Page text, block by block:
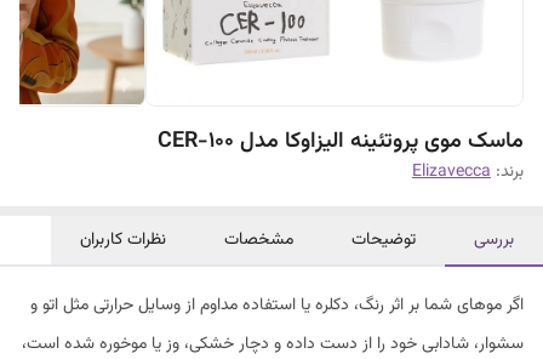
ماسک موی پروتئینه الیزاوکا مدل CER-100
برند: Elizavecca
بررسی توضیحات مشخصات نظرات کاربران
اگر موهای شما بر اثر رنگ، دکلره یا استفاده مداوم از وسایل حرارتی مثل اتو و
سشوار، شادابی خود را از دست داده و دچار خشکی، وز یا موخوره شده است،